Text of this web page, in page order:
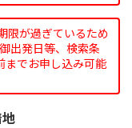
限が過ぎているため
出発日等、検索条
でお申し込み可能